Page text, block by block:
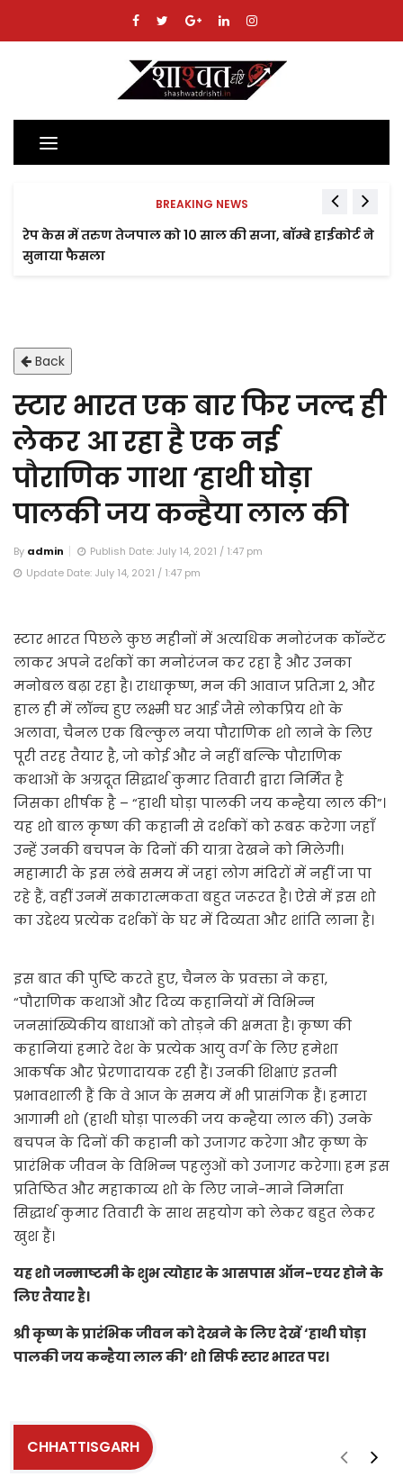
Toggle
navigation
BREAKING NEWS
रेप केस में तरुण तेजपाल को 10 साल की सजा, बॉम्बे हाईकोर्ट ने
सुनाया फैसला
Back
स्टार भारत एक बार फिर जल्द ही
लेकर आ रहा है एक नई
पौराणिक गाथा ‘हाथी घोड़ा
पालकी जय कन्हैया लाल की
By admin
Publish Date: July 14, 2021 / 1:47 pm
Update Date: July 14, 2021 / 1:47 pm
स्टार भारत पिछले कुछ महीनों में अत्यधिक मनोरंजक कॉन्टेंट
लाकर अपने दर्शकों का मनोरंजन कर रहा है और उनका
मनोबल बढ़ा रहा है। राधाकृष्ण, मन की आवाज प्रतिज्ञा 2, और
हाल ही में लॉन्च हुए लक्ष्मी घर आई जैसे लोकप्रिय शो के
अलावा, चैनल एक बिल्कुल नया पौराणिक शो लाने के लिए
पूरी तरह तैयार है, जो कोई और ने नहीं बल्कि पौराणिक
कथाओं के अग्रदूत सिद्धार्थ कुमार तिवारी द्वारा निर्मित है
जिसका शीर्षक है – “हाथी घोड़ा पालकी जय कन्हैया लाल की”।
यह शो बाल कृष्ण की कहानी से दर्शकों को रूबरू करेगा जहाँ
उन्हें उनकी बचपन के दिनों की यात्रा देखने को मिलेगी।
महामारी के इस लंबे समय में जहां लोग मंदिरों में नहीं जा पा
रहे हैं, वहीं उनमें सकारात्मकता बहुत जरूरत है। ऐसे में इस शो
का उद्देश्य प्रत्येक दर्शकों के घर में दिव्यता और शांति लाना है।
इस बात की पुष्टि करते हुए, चैनल के प्रवक्ता ने कहा,
“पौराणिक कथाओं और दिव्य कहानियों में विभिन्न
जनसांख्यिकीय बाधाओं को तोड़ने की क्षमता है। कृष्ण की
कहानियां हमारे देश के प्रत्येक आयु वर्ग के लिए हमेशा
आकर्षक और प्रेरणादायक रही हैं। उनकी शिक्षाएं इतनी
प्रभावशाली हैं कि वे आज के समय में भी प्रासंगिक हैं। हमारा
आगामी शो (हाथी घोड़ा पालकी जय कन्हैया लाल की) उनके
बचपन के दिनों की कहानी को उजागर करेगा और कृष्ण के
प्रारंभिक जीवन के विभिन्न पहलुओं को उजागर करेगा। हम इस
प्रतिष्ठित और महाकाव्य शो के लिए जाने-माने निर्माता
सिद्धार्थ कुमार तिवारी के साथ सहयोग को लेकर बहुत लेकर
खुश हैं।
यह शो जन्माष्टमी के शुभ त्योहार के आसपास ऑन-एयर होने के
लिए तैयार है।
श्री कृष्ण के प्रारंभिक जीवन को देखने के लिए देखें ‘हाथी घोड़ा
पालकी जय कन्हैया लाल की’ शो सिर्फ स्टार भारत पर।
CHHATTISGARH